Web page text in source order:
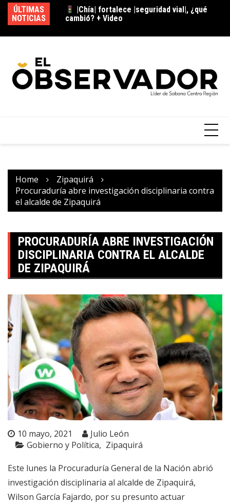
ÚLTIMAS
NOTICIAS
cambió? + Video
|Chaguaní| refuerza seguridad tras
Home
Zipaquirá
Procuraduría abre investigación disciplinaria contra
el alcalde de Zipaquirá
PROCURADURÍA ABRE INVESTIGACIÓN
DISCIPLINARIA CONTRA EL ALCALDE
DE ZIPAQUIRÁ
10 mayo, 2021
Julio León
Gobierno y Política
Zipaquirá
Este lunes la Procuraduría General de la Nación abrió
investigación disciplinaria al alcalde de Zipaquirá,
Wilson García Fajardo, por su presunto actuar